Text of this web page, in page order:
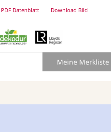
PDF Datenblatt Download Bild
Meine Merkliste